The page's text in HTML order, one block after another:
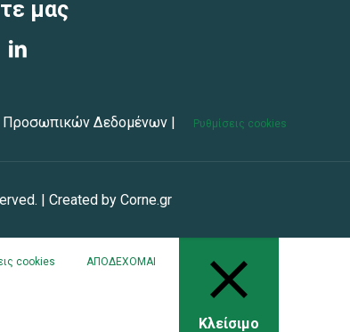
μας
Προσωπικών Δεδομένων | Ρυθμίσεις cookies
| Created byCorne.gr
cookies ΑΠΟΔΕΧΟΜΑΙ
Κλείσιμο